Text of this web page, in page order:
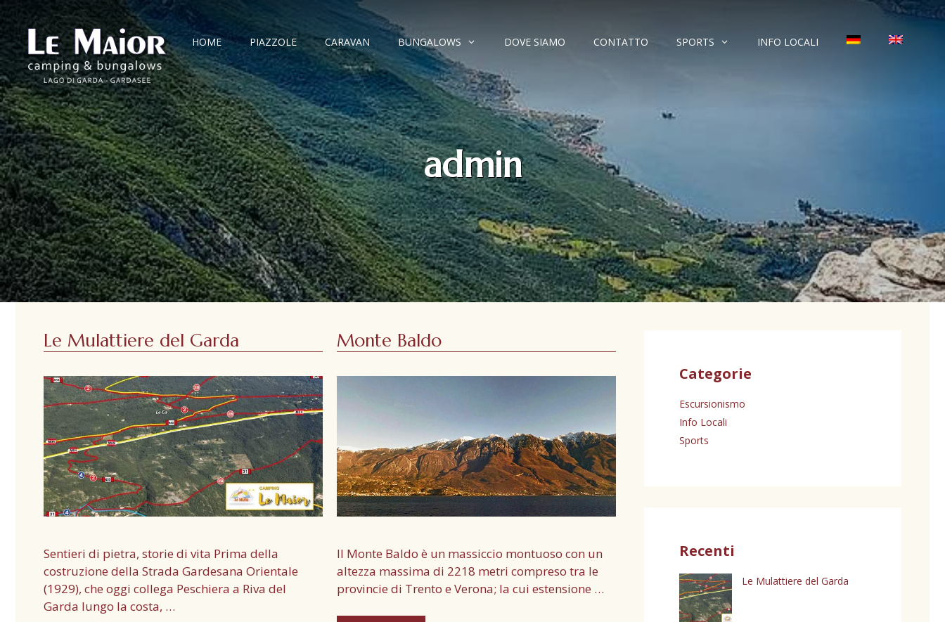
HOME PIAZZOLE CARAVAN BUNGALOWS DOVE SIAMO CONTATTO SPORTS INFO LOCALI
admin
Le Mulattiere del Garda
Sentieri di pietra, storie di vita Prima della
costruzione della Strada Gardesana Orientale
(1929), che oggi collega Peschiera a Riva del
Garda lungo la costa, …
Monte Baldo
Il Monte Baldo è un massiccio montuoso con un
altezza massima di 2218 metri compreso tra le
provincie di Trento e Verona; la cui estensione …
Categorie
Escursionismo
Info Locali
Sports
Recenti
Le Mulattiere del Garda